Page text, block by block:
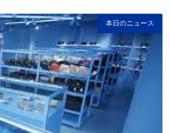
本日のニュース